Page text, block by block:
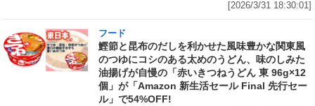
[2026/3/31 18:30:01]
フード
鰹節と昆布のだしを利かせた風味豊かな関東風
のつゆにコシのある太めのうどん、味のしみた
油揚げが自慢の「赤いきつねうどん 東 96g×12
個」が「Amazon 新生活セール Final 先行セー
ル」で54%OFF!